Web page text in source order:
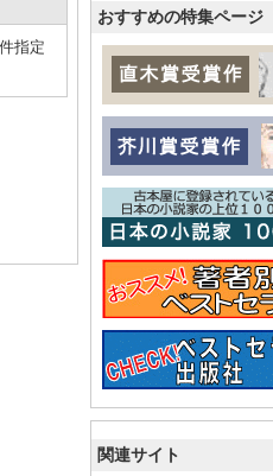
指定
おすすめの特集ページ
関連サイト